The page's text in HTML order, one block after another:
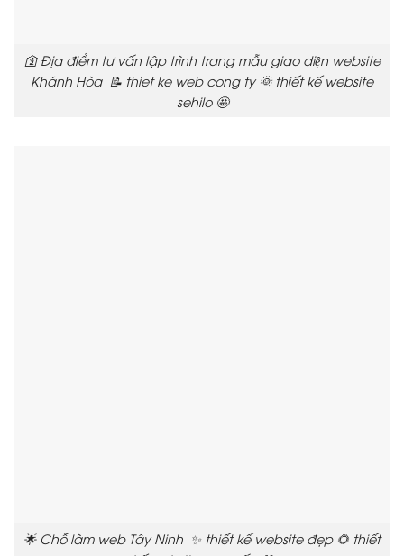
🛐 Địa điểm tư vấn lập trình trang mẫu giao diện website
Khánh Hòa 📝 thiet ke web cong ty 🌞 thiết kế website
sehilo 🤩
🌟 Chỗ làm web Tây Ninh ✨ thiết kế website đẹp 🌻 thiết